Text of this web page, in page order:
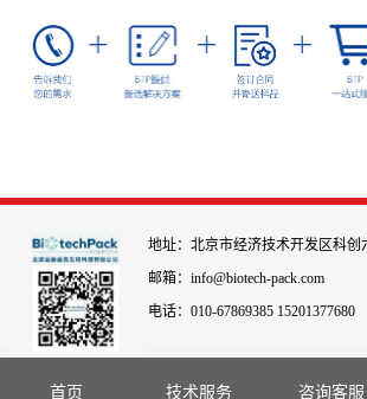
地址：北京市经济技术开发区科创
邮箱：info@biotech-pack.com
电话：010-67869385 15201377680
首页 技术服务 咨询客服